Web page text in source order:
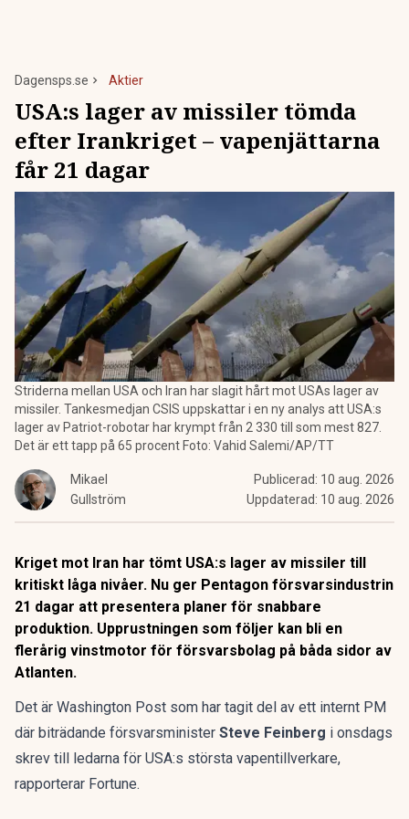
Dagensps.se Aktier
USA:s lager av missiler tömda
efter Irankriget – vapenjättarna
får 21 dagar
Striderna mellan USA och Iran har slagit hårt mot USAs lager av
missiler. Tankesmedjan CSIS uppskattar i en ny analys att USA:s
lager av Patriot-robotar har krympt från 2 330 till som mest 827.
Det är ett tapp på 65 procent Foto: Vahid Salemi/AP/TT
Mikael
Gullström
Publicerad: 10 aug. 2026
Uppdaterad: 10 aug. 2026
Kriget mot Iran har tömt USA:s lager av missiler till
kritiskt låga nivåer. Nu ger Pentagon försvarsindustrin
21 dagar att presentera planer för snabbare
produktion. Upprustningen som följer kan bli en
flerårig vinstmotor för försvarsbolag på båda sidor av
Atlanten.
Det är Washington Post som har tagit del av ett internt PM
där biträdande försvarsminister Steve Feinberg i onsdags
skrev till ledarna för USA:s största vapentillverkare,
rapporterar Fortune.